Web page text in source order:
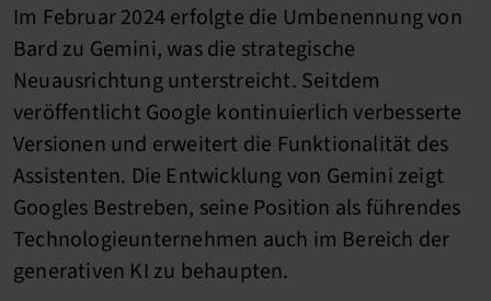
Im Februar 2024 erfolgte die Umbenennung von
Bard zu Gemini, was die strategische
Neuausrichtung unterstreicht. Seitdem
veröffentlicht Google kontinuierlich verbesserte
Versionen und erweitert die Funktionalität des
Assistenten. Die Entwicklung von Gemini zeigt
Googles Bestreben, seine Position als führendes
Technologieunternehmen auch im Bereich der
generativen KI zu behaupten.